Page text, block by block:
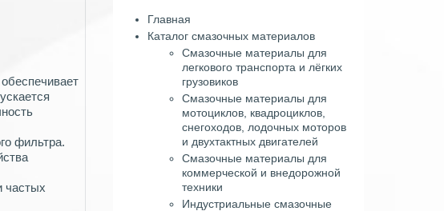
фильтра.
частых
Главная
Каталог смазочных материалов
Смазочные материалы для
легкового транспорта и лёгких
грузовиков
Смазочные материалы для
мотоциклов, квадроциклов,
снегоходов, лодочных моторов
и двухтактных двигателей
Смазочные материалы для
коммерческой и внедорожной
техники
Индустриальные смазочные